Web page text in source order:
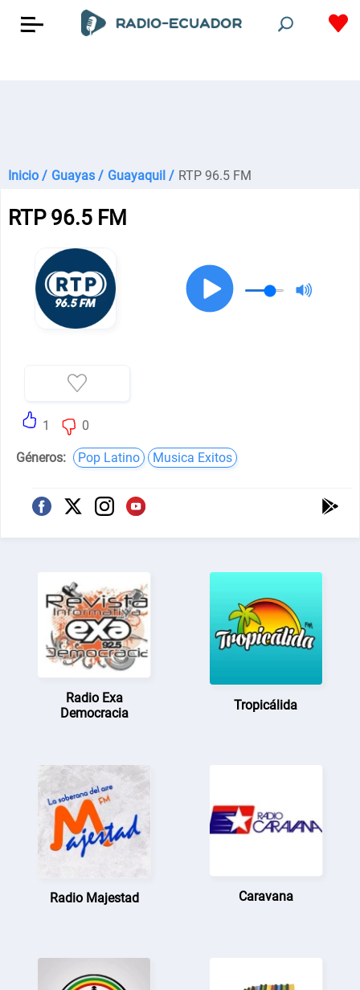
Inicio / Guayas / Guayaquil / RTP 96.5 FM
RTP 96.5 FM
1 0
Géneros: Pop Latino Musica Exitos
Radio Exa
Democracia
Tropicálida
Radio Majestad Caravana